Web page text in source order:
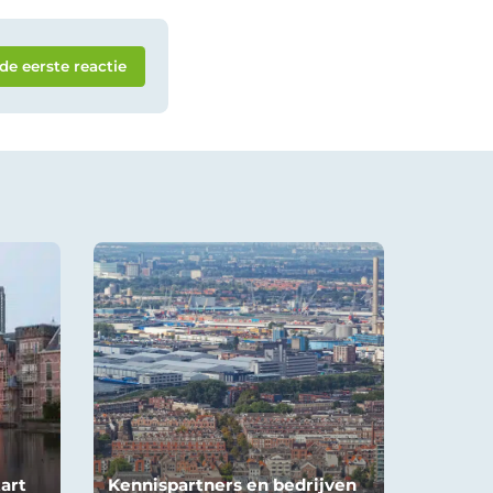
eerste reactie
Kennispartners en bedrijven